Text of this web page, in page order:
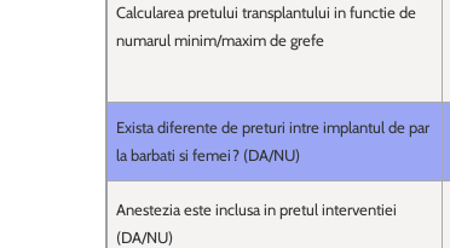
Calcularea pretului transplantului in functie de
numarul minim/maxim de grefe
Exista diferente de preturi intre implantul de par
la barbati si femei? (DA/NU)
Anestezia este inclusa in pretul interventiei
(DA/NU)